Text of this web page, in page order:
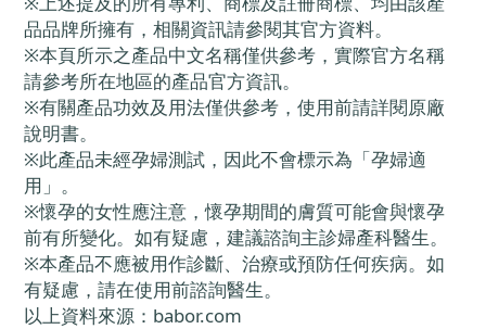
品品牌所擁有，相關資訊請參閱其官方資料。
※本頁所示之產品中文名稱僅供參考，實際官方名稱
請參考所在地區的產品官方資訊。
※有關產品功效及用法僅供參考，使用前請詳閱原廠
說明書。
※此產品未經孕婦測試，因此不會標示為「孕婦適
用」。
※懷孕的女性應注意，懷孕期間的膚質可能會與懷孕
前有所變化。如有疑慮，建議諮詢主診婦產科醫生。
※本產品不應被用作診斷、治療或預防任何疾病。如
有疑慮，請在使用前諮詢醫生。
以上資料來源： babor.com